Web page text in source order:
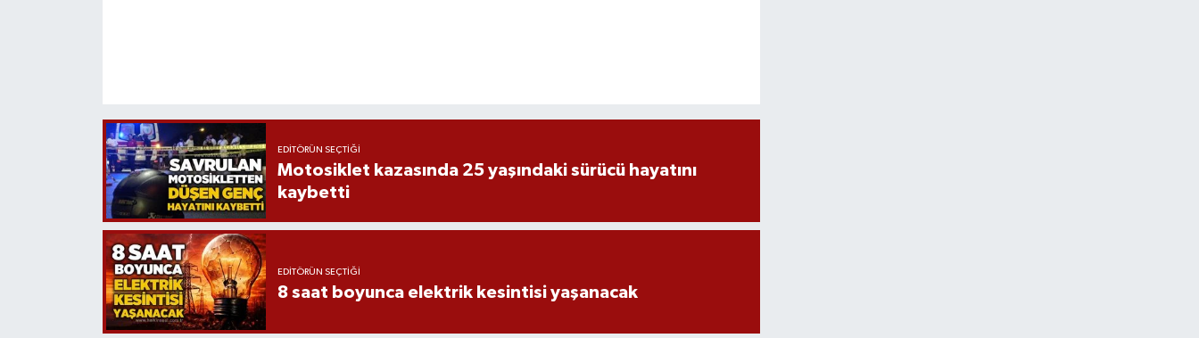
EDITÖRÜN SEÇTIĞI
Motosiklet kazasında 25 yaşındaki sürücü hayatını
kaybetti
EDITÖRÜN SEÇTIĞI
8 saat boyunca elektrik kesintisi yaşanacak